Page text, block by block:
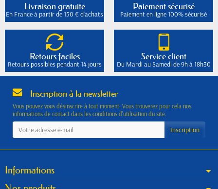
Livraison gratuite
En France à partir de 150 € d'achats
Paiement sécurisé
Paiement en ligne 100% sécurisé
Retours faciles
Retours possibles pendant 14 jours
Service client
Du Mardi au Samedi de 9h à 18h30
Inscription à la newsletter
Vous pouvez vous désinscrire à tout moment. Vous trouverez pour cela nos
informations de contact dans les conditions d'utilisation du site.
Informations